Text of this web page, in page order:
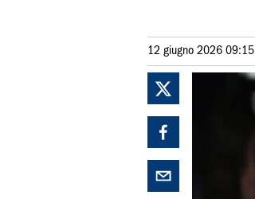
12 giugno 2026 09:15